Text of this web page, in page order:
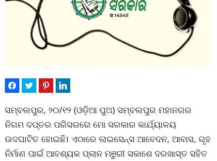
ସମ୍ବଲପୁର, ୨୦/୧୨ (ଓଡ଼ିଆ ପୁଅ) ସମ୍ବଲପୁର ମହାନଗର
ନିଗମ ଦପ୍ତର ପରିସରରେ ମୋ ସରକାର କାର୍ଯ୍ୟାଳୟ
ଉଦଘାଟିତ ହୋଇଛି। ଏଠାରେ ଲାଇସେନ୍ସ ଆବେଦନ, ଆବାସ, ଗୃହ
ନିର୍ମାଣ ପାଇଁ ଆବଶ୍ୟକ ପ୍ଲାନ ମଞୁରୀ ସକାଶେ ଦରଖାସ୍ତ ସହିତ